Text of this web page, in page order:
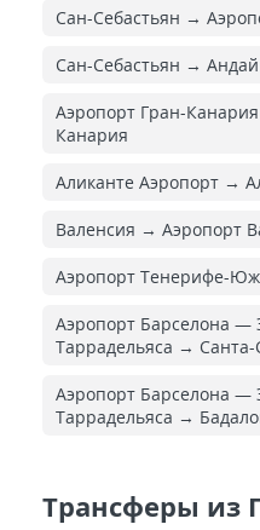
Сан-Себастьян →
Сан-Себастьян → Андай
Аэропорт Гран-
Канария
Аликанте Аэропорт →
Валенсия → Аэропорт
Аэропорт Тенерифе-
Аэропорт Барселона
Таррадельяса → Санта-
Аэропорт Барселона
Таррадельяса →
Трансферы из